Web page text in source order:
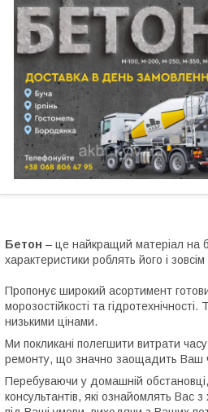
Бетон – це найкращий матеріал на
характеристики роблять його і
Пропонує широкий асортимент
морозостійкості та
низькими цінами.
Ми покликані полегшити витрати
ремонту, що значно заощадить Ваш
Перебуваючи у домашній
консультантів, які ознайомлять Вас